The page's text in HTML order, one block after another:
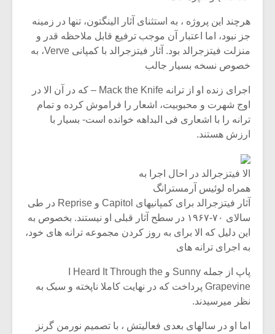
هرچند این پروژه ، به استثنای آثار الینگتون، تنها در زمینه
جز نبود، اما اعتبار آن موجب ترفیع قابل ملاحظه قدر و
منزلت فیتزجرالد بود. آثار فیتزجرالد با کمپانی Verve، به
خصوص نسخه بسیار جالب
اجرای زنده او از ترانه Mack the Knife – که در آن الا در
اوج شهرت و محبوبیت، اشعار را فراموش کرده و تمام
ترانه را با اشعاری فی البداهه خوانده است- بسیار با
ارزش هستند.
الا فیتزجرالد در احال اجرا به
همراه لوئیس آرمسترانگ
آثار فیتزجرالد برای کمپانیهای Capitol و Reprise در طی
سالای ۷۰-۱۹۶۷ در سطح آثار قبلی او نیستند. بخصوص به
این دلیل که الا برای به روز کردن مجموعه ترانه های خود،
به اجرای ترانه های
پاپ از جمله Sunny و I Heard It Through the
Grapevine پرداخت که در نهایت کاملا ناپخته و سبک به
نظر میرسیدند.
اما او در سالهای بعدی فعالیتش ، با تصمیم نورمن گرنز